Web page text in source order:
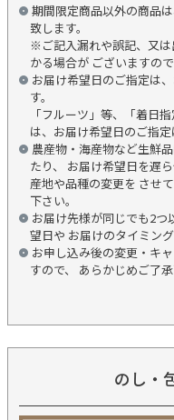
期間限定商品以外の商品
致します。
※ご記入漏れや誤記、又
かる場合が ございますので
お届け希望日のご指定は
す。
「フルーツ」等、「着日
は、お届け希望日のご指定
農産物・海産物など生鮮
たり、 お届け希望日を遅
産地や品種の変更を させ
下さい。
お届け先様が同じでも2
望日や お届けのタイミン
お申し込み後の変更・キ
すので、 あらかじめご了承
のし・